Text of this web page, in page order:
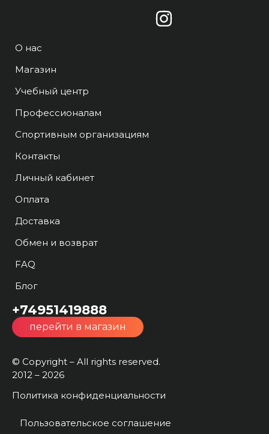
О нас
Магазин
Учебный центр
Профессионалам
Спортивным организациям
Контакты
Личный кабинет
Оплата
Доставка
Обмен и возврат
FAQ
Блог
+74951419888
перейти в магазин
© Copyright – All rights reserved.
2012 – 2026
Политика конфиденциальности
Пользовательское соглашение